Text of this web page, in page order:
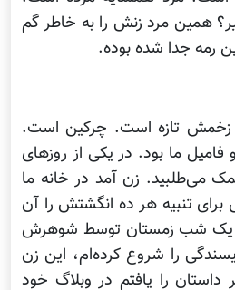
همین مرد زنش را به خاطر گم
رمه جدا شده بوده.
زخمش تازه است. چرکین است.
ما بود. در یکی از روزهای
می‌طلبید. زن آمد در خانه ما
تنبیه هر ده انگشتش را آن
یک شب زمستان توسط شوهرش
را شروع کرده‌ام، این زن
را یافتم در وبلاگ خود